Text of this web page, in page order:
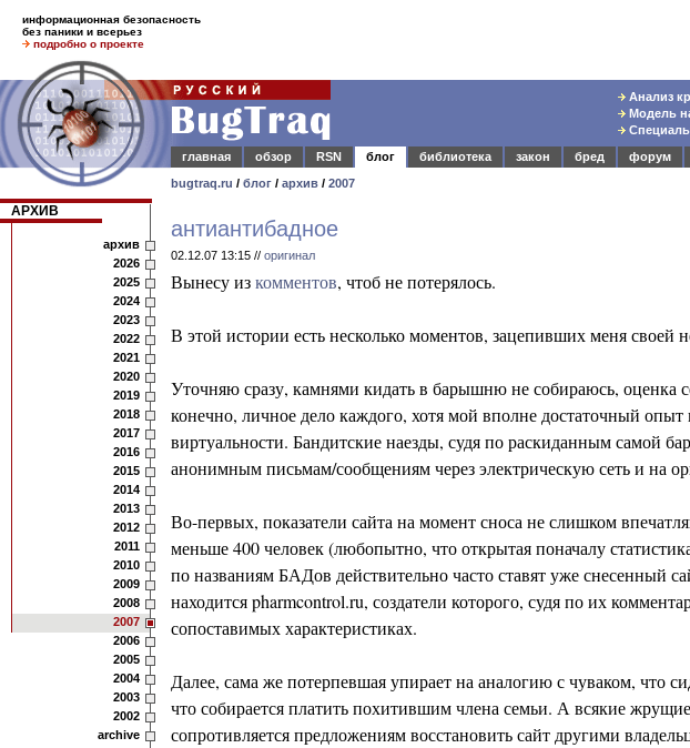
информационная безопасность
без паники и всерьез
подробно о проекте
Анализ
Модель
главная
обзор RSN блог библиотека закон бред форум
bugtraq.ru / блог / архив / 2007
АРХИВ
архив
2026
2025
2024
2023
2022
2021
2020
2019
2018
2017
2016
2015
2014
2013
2012
2011
2010
2009
2008
2007
2006
2005
2004
2003
2002
archive
антиантибадное
02.12.07 13:15 // оригинал
Вынесу изкомментов, чтоб не потерялось.
В этой истории есть несколько моментов, зацепивших меня своей
Уточняю сразу, камнями кидать в барышню не собираюсь, оценка
конечно, личное дело каждого, хотя мой вполне достаточный опыт
виртуальности. Бандитские наезды, судя по раскиданным самой
анонимным письмам/сообщениям через электрическую сеть и на
Во-первых, показатели сайта на момент сноса не слишком
меньше 400 человек (любопытно, что открытая поначалу
по названиям БАДов действительно часто ставят уже снесенный
находится pharmcontrol.ru, создатели которого, судя по их
сопоставимых характеристиках.
Далее, сама же потерпевшая упирает на аналогию с чуваком, что
что собирается платить похитившим члена семьи. А всякие
сопротивляется предложениям восстановить сайт другими